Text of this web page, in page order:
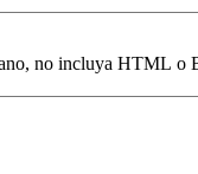
no incluya HTML o